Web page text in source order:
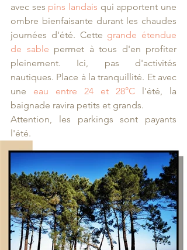
avec ses pins landais qui apportent une
ombre bienfaisante durant les chaudes
journées d'été. Cette grande étendue
de sable permet à tous d'en profiter
pleinement. Ici, pas d'activités
nautiques. Place à la tranquillité. Et avec
une eau entre 24 et 28°C l'été, la
baignade ravira petits et grands.
Attention, les parkings sont payants
l'été.